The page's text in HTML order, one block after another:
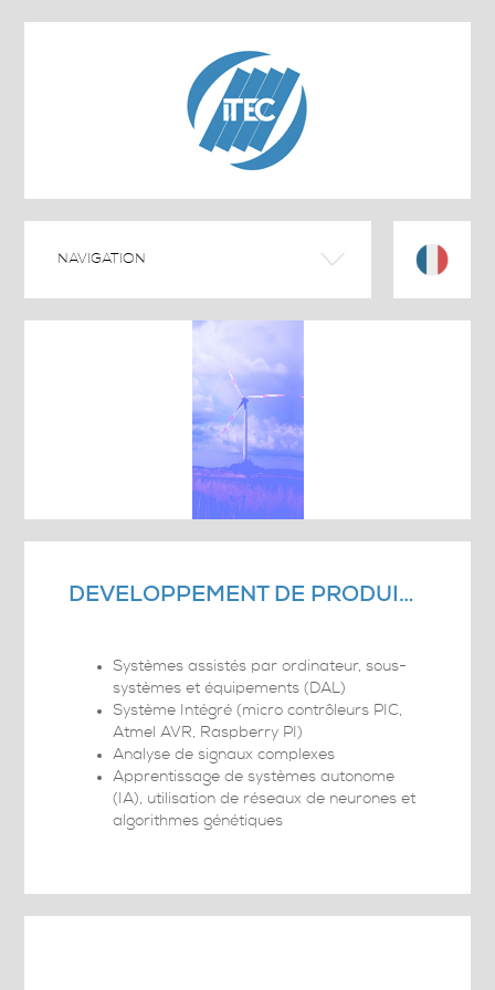
DÉVELOPPEMENT DE PRODUITS
Systèmes assistés par ordinateur, sous-
systèmes et équipements (DAL)
Système Intégré (micro contrôleurs PIC,
Atmel AVR, Raspberry PI)
Analyse de signaux complexes
Apprentissage de systèmes autonome
(IA), utilisation de réseaux de neurones et
algorithmes génétiques